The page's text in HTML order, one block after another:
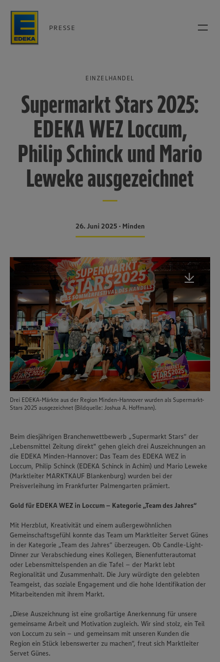
PRESSE
EINZELHANDEL
Supermarkt Stars 2025:
EDEKA WEZ Loccum,
Philip Schinck und Mario
Leweke ausgezeichnet
26. Juni 2025 • Minden
Drei EDEKA-Märkte aus der Region Minden-Hannover wurden als Supermarkt-
Stars 2025 ausgezeichnet (Bildquelle: Joshua A. Hoffmann).
Beim diesjährigen Branchenwettbewerb „Supermarkt Stars“ der
„Lebensmittel Zeitung direkt" gehen gleich drei Auszeichnungen an
die EDEKA Minden-Hannover: Das Team des EDEKA WEZ in
Loccum, Philip Schinck (EDEKA Schinck in Achim) und Mario Leweke
(Marktleiter MARKTKAUF Blankenburg) wurden bei der
Preisverleihung im Frankfurter Palmengarten prämiert.
Gold für EDEKA WEZ in Loccum – Kategorie „Team des Jahres“
Mit Herzblut, Kreativität und einem außergewöhnlichen
Gemeinschaftsgefühl konnte das Team um Marktleiter Servet Günes
in der Kategorie „Team des Jahres“ überzeugen. Ob Candle-Light-
Dinner zur Verabschiedung eines Kollegen, Bienenfutterautomat
oder Lebensmittelspenden an die Tafel – der Markt lebt
Regionalität und Zusammenhalt. Die Jury würdigte den gelebten
Teamgeist, das soziale Engagement und die hohe Identifikation der
Mitarbeitenden mit ihrem Markt.
„Diese Auszeichnung ist eine großartige Anerkennung für unsere
gemeinsame Arbeit und Motivation zugleich. Wir sind stolz, ein Teil
von Loccum zu sein – und gemeinsam mit unseren Kunden die
Region ein Stück lebenswerter zu machen“, freut sich Marktleiter
Servet Günes.